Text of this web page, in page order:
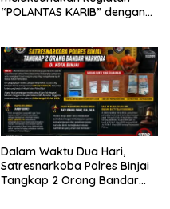
“POLANTAS KARIB” dengan
Dalam Waktu Dua Hari,
Satresnarkoba Polres Binjai
Tangkap 2 Orang Bandar